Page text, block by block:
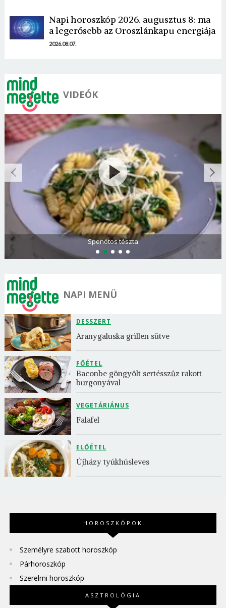
Napi horoszkóp 2026. augusztus 8: ma
a legerősebb az Oroszlánkapu energiája
2026.08.07.
VIDEÓK
Spenótos tészta
NAPI MENÜ
DESSZERT
Aranygaluska grillen sütve
FŐÉTEL
Baconbe göngyölt sertésszűz rakott
burgonyával
VEGETÁRIÁNUS
Falafel
ELŐÉTEL
Újházy tyúkhúsleves
HOROSZKÓPOK
Személyre szabott horoszkóp
Párhoroszkóp
Szerelmi horoszkóp
ASZTROLÓGIA
Mégse